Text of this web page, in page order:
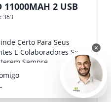
11000MAH 2 USB
363
Certo Para Seus
E Colaboradores Se
Sempre
Nosso Power
Tem Design Moderno E
Perfeito Para Carregar